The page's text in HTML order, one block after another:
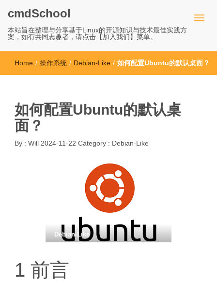
cmdSchool
本站旨在整理与分享基于Linux的开源知识与技术最佳实践方
案，如有共同志趣者，请点击【加入我们】菜单。
Home / 操作系统 / Debian-Like / 如何配置Ubuntu的默认桌面？
如何配置Ubuntu的默认桌
面？
By : Will 2024-11-22 Category : Debian-Like
Debian-Like
1 前言